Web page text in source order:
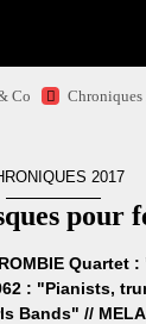
Co Chroniques
2017
pour
Quartet
: "Pianists,
Bands" //